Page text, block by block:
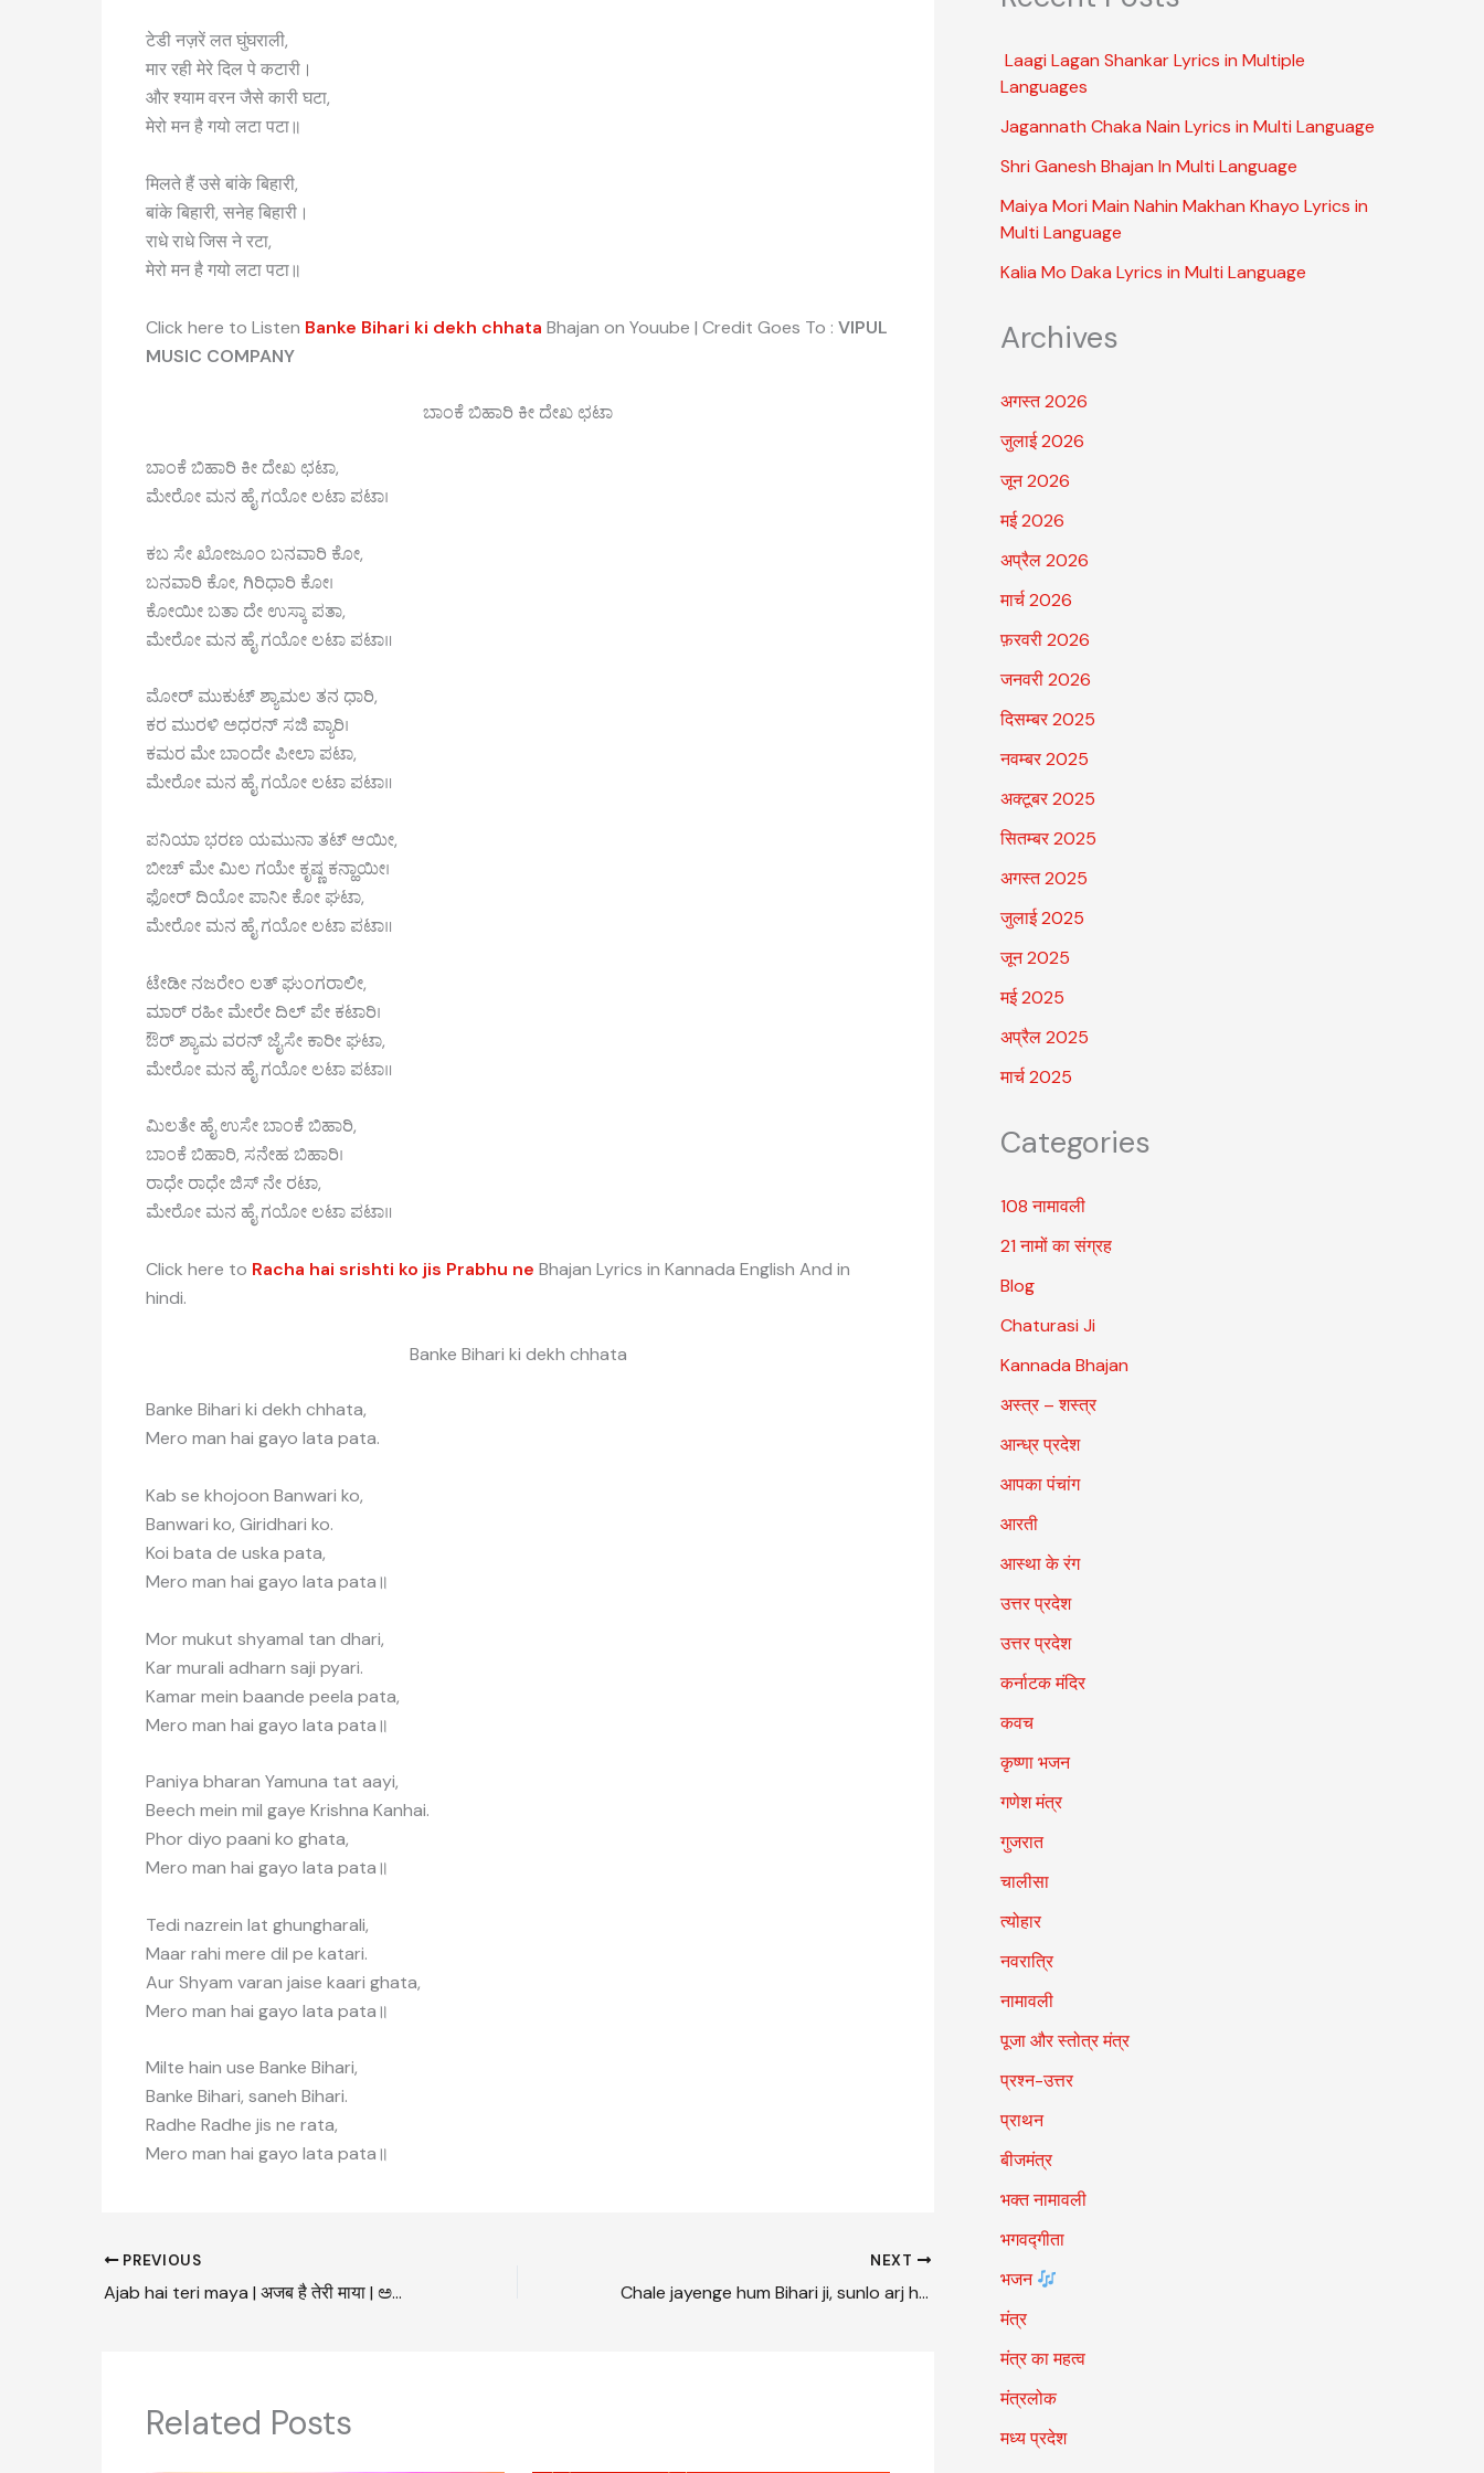
टेडी नज़रें लत घुंघराली,
मार रही मेरे दिल पे कटारी।
और श्याम वरन जैसे कारी घटा,
मेरो मन है गयो लटा पटा॥
मिलते हैं उसे बांके बिहारी,
बांके बिहारी, सनेह बिहारी।
राधे राधे जिस ने रटा,
मेरो मन है गयो लटा पटा॥
Click here to Listen Banke Bihari ki dekh chhata Bhajan on Youube | Credit Goes To : VIPUL
MUSIC COMPANY
ಬಾಂಕೆ ಬಿಹಾರಿ ಕೀ ದೇಖ ಛಟಾ
ಬಾಂಕೆ ಬಿಹಾರಿ ಕೀ ದೇಖ ಛಟಾ,
ಮೇರೋ ಮನ ಹೈ ಗಯೋ ಲಟಾ ಪಟಾ।
ಕಬ ಸೇ ಖೋಜೂಂ ಬನವಾರಿ ಕೋ,
ಬನವಾರಿ ಕೋ, ಗಿರಿಧಾರಿ ಕೋ।
ಕೋಯೀ ಬತಾ ದೇ ಉಸ್ಕಾ ಪತಾ,
ಮೇರೋ ಮನ ಹೈ ಗಯೋ ಲಟಾ ಪಟಾ॥
ಮೋರ್ ಮುಕುಟ್ ಶ್ಯಾಮಲ ತನ ಧಾರಿ,
ಕರ ಮುರಳಿ ಅಧರನ್ ಸಜಿ ಪ್ಯಾರಿ।
ಕಮರ ಮೇ ಬಾಂದೇ ಪೀಲಾ ಪಟಾ,
ಮೇರೋ ಮನ ಹೈ ಗಯೋ ಲಟಾ ಪಟಾ॥
ಪನಿಯಾ ಭರಣ ಯಮುನಾ ತಟ್ ಆಯೀ,
ಬೀಚ್ ಮೇ ಮಿಲ ಗಯೇ ಕೃಷ್ಣ ಕನ್ಹಾಯೀ।
ಫೋರ್ ದಿಯೋ ಪಾನೀ ಕೋ ಘಟಾ,
ಮೇರೋ ಮನ ಹೈ ಗಯೋ ಲಟಾ ಪಟಾ॥
ಟೇಡೀ ನಜರೇಂ ಲತ್ ಘುಂಗರಾಲೀ,
ಮಾರ್ ರಹೀ ಮೇರೇ ದಿಲ್ ಪೇ ಕಟಾರಿ।
ಔರ್ ಶ್ಯಾಮ ವರನ್ ಜೈಸೇ ಕಾರೀ ಘಟಾ,
ಮೇರೋ ಮನ ಹೈ ಗಯೋ ಲಟಾ ಪಟಾ॥
ಮಿಲತೇ ಹೈ ಉಸೇ ಬಾಂಕೆ ಬಿಹಾರಿ,
ಬಾಂಕೆ ಬಿಹಾರಿ, ಸನೇಹ ಬಿಹಾರಿ।
ರಾಧೇ ರಾಧೇ ಜಿಸ್ ನೇ ರಟಾ,
ಮೇರೋ ಮನ ಹೈ ಗಯೋ ಲಟಾ ಪಟಾ॥
Click here to Racha hai srishti ko jis Prabhu ne Bhajan Lyrics in Kannada English And in
hindi.
Banke Bihari ki dekh chhata
Banke Bihari ki dekh chhata,
Mero man hai gayo lata pata.
Kab se khojoon Banwari ko,
Banwari ko, Giridhari ko.
Koi bata de uska pata,
Mero man hai gayo lata pata॥
Mor mukut shyamal tan dhari,
Kar murali adharn saji pyari.
Kamar mein baande peela pata,
Mero man hai gayo lata pata॥
Paniya bharan Yamuna tat aayi,
Beech mein mil gaye Krishna Kanhai.
Phor diyo paani ko ghata,
Mero man hai gayo lata pata॥
Tedi nazrein lat ghungharali,
Maar rahi mere dil pe katari.
Aur Shyam varan jaise kaari ghata,
Mero man hai gayo lata pata॥
Milte hain use Banke Bihari,
Banke Bihari, saneh Bihari.
Radhe Radhe jis ne rata,
Mero man hai gayo lata pata॥
PREVIOUS
Ajab hai teri maya | अजब है तेरी माया | ಅಜಬ್ ಹೈ ತೇರಿ ಮಾಯಾ|
NEXT
Chale jayenge hum Bihari ji, sunlo arj hamari | चले जायेंगे हम बिहारी जी, सुनलो अरज हमारी | ಚಲೇ ಜಾಯೆಂಗೆ ಹಮ್ ಬಿಹಾರಿ ಜೀ, ಸುನ್‌ಲೋ ಅರ್ಜ್ ಹಮಾರಿ
Related Posts
Laagi Lagan Shankar Lyrics in Multiple
Languages
Jagannath Chaka Nain Lyrics in Multi Language
Shri Ganesh Bhajan In Multi Language
Maiya Mori Main Nahin Makhan Khayo Lyrics in
Multi Language
Kalia Mo Daka Lyrics in Multi Language
Archives
अगस्त 2026
जुलाई 2026
जून 2026
मई 2026
अप्रैल 2026
मार्च 2026
फ़रवरी 2026
जनवरी 2026
दिसम्बर 2025
नवम्बर 2025
अक्टूबर 2025
सितम्बर 2025
अगस्त 2025
जुलाई 2025
जून 2025
मई 2025
अप्रैल 2025
मार्च 2025
Categories
108 नामावली
21 नामों का संग्रह
Blog
Chaturasi Ji
Kannada Bhajan
अस्त्र – शस्त्र
आन्ध्र प्रदेश
आपका पंचांग
आरती
आस्था के रंग
उत्तर प्रदेश
उत्तर प्रदेश
कर्नाटक मंदिर
कवच
कृष्णा भजन
गणेश मंत्र
गुजरात
चालीसा
त्योहार
नवरात्रि
नामावली
पूजा और स्तोत्र मंत्र
प्रश्न-उत्तर
प्राथन
बीजमंत्र
भक्त नामावली
भगवद्गीता
भजन
मंत्र
मंत्र का महत्व
मंत्रलोक
मध्य प्रदेश